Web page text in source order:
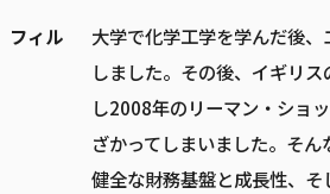
フィル
大学で化学工学を学んだ後
しました。その後、イギリ
し2008年のリーマン・ショ
ざかってしまいました。そ
健全な財務基盤と成長性、